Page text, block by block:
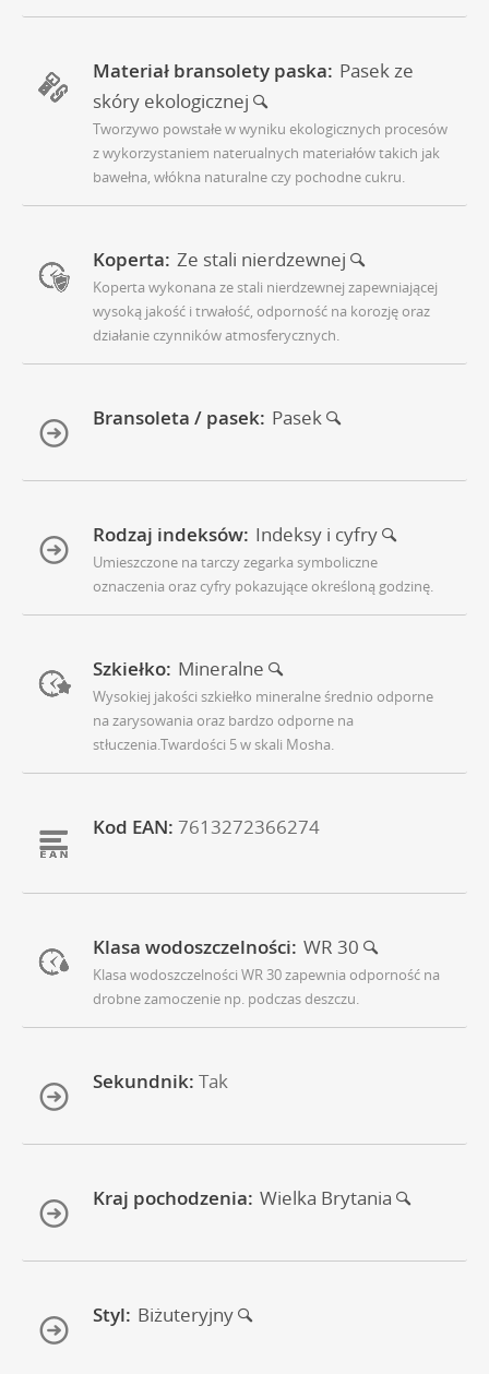
Materiał bransolety paska: Pasek ze
skóry ekologicznej
Tworzywo powstałe w wyniku ekologicznych procesów
z wykorzystaniem naterualnych materiałów takich jak
bawełna, włókna naturalne czy pochodne cukru.
Koperta: Ze stali nierdzewnej
Koperta wykonana ze stali nierdzewnej zapewniającej
wysoką jakość i trwałość, odporność na korozję oraz
działanie czynników atmosferycznych.
Bransoleta / pasek: Pasek
Rodzaj indeksów: Indeksy i cyfry
Umieszczone na tarczy zegarka symboliczne
oznaczenia oraz cyfry pokazujące określoną godzinę.
Szkiełko: Mineralne
Wysokiej jakości szkiełko mineralne średnio odporne
na zarysowania oraz bardzo odporne na
stłuczenia.Twardości 5 w skali Mosha.
Kod EAN: 7613272366274
Klasa wodoszczelności: WR 30
Klasa wodoszczelności WR 30 zapewnia odporność na
drobne zamoczenie np. podczas deszczu.
Sekundnik: Tak
Kraj pochodzenia: Wielka Brytania
Styl: Biżuteryjny